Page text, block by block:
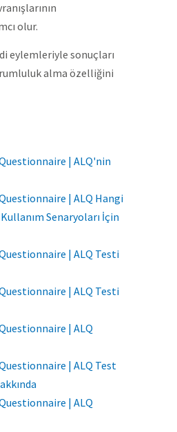
olur.
eylemleriyle sonuçları
alma özelliğini
| ALQ'nin
| ALQ Hangi
Senaryoları İçin
| ALQ Testi
| ALQ Testi
| ALQ
| ALQ Test
| ALQ